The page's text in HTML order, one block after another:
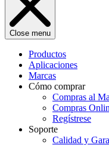
Close menu
Productos
Aplicaciones
Marcas
Cómo comprar
Compras al
Compras
Regístrese
Soporte
Calidad y